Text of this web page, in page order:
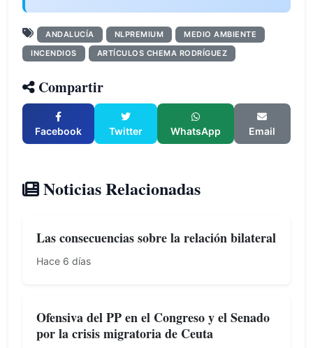
ANDALUCÍA NLPREMIUM
MEDIO AMBIENTE
INCENDIOS
ARTÍCULOS CHEMA RODRÍGUEZ
Compartir
Facebook Twitter WhatsApp Email
Noticias Relacionadas
Las consecuencias sobre la relación bilateral
Hace 6 días
Ofensiva del PP en el Congreso y el Senado
por la crisis migratoria de Ceuta